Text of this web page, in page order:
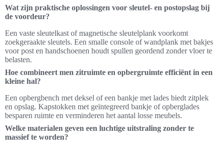
Wat zijn praktische oplossingen voor sleutel- en postopslag bij
de voordeur?
Een vaste sleutelkast of magnetische sleutelplank voorkomt
zoekgeraakte sleutels. Een smalle console of wandplank met bakjes
voor post en handschoenen houdt spullen geordend zonder vloer te
belasten.
Hoe combineert men zitruimte en opbergruimte efficiënt in een
kleine hal?
Een opbergbench met deksel of een bankje met lades biedt zitplek
en opslag. Kapstokken met geïntegreerd bankje of opberglades
besparen ruimte en verminderen het aantal losse meubels.
Welke materialen geven een luchtige uitstraling zonder te
massief te worden?